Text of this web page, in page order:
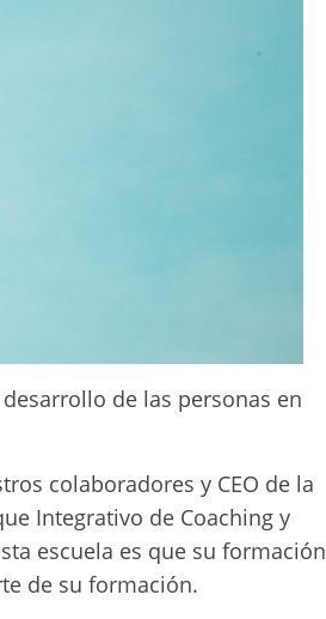
de las personas en
colaboradores y CEO de la
Integrativo de Coaching y
escuela es que su formación
de su formación.